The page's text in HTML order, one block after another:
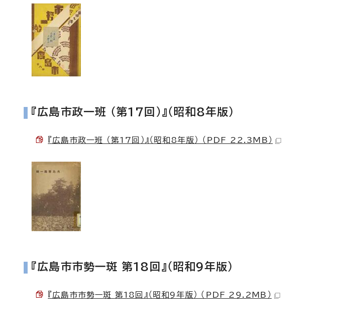
『広島市政一班 （第17回）』（昭和8年版）
『広島市政一班 （第17回）』（昭和8年版） （PDF 22.3MB）
『広島市市勢一斑 第18回』（昭和9年版）
『広島市市勢一斑 第18回』（昭和9年版） （PDF 29.2MB）